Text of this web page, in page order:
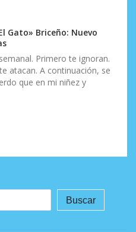
Gato» Briceño: Nuevo
Primero te ignoran.
atacan. A continuación, se
que en mi niñez y
Buscar